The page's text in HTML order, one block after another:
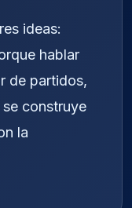
ideas:
hablar
de partidos,
construye
la